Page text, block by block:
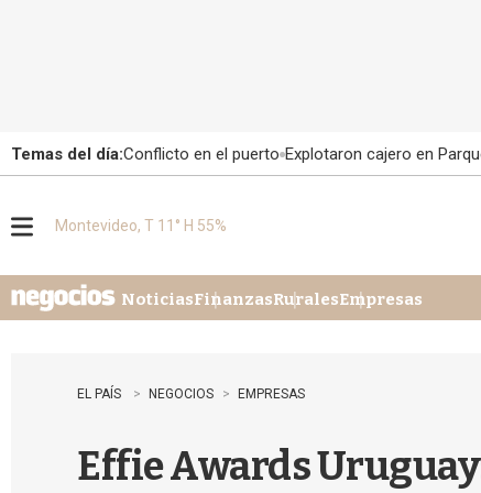
Temas del día:Conflicto en el puerto Explotaron cajero en
u
Montevideo, T 11° H 55%
NoticiasFinanzasRuralesEmpresas
EL PAÍS NEGOCIOS EMPRESAS
Effie Awards